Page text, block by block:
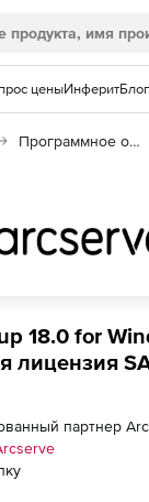
ценыИнферитБлог
Программное обеспечение для резервного копирования
18.0 for
лицензия
партнер